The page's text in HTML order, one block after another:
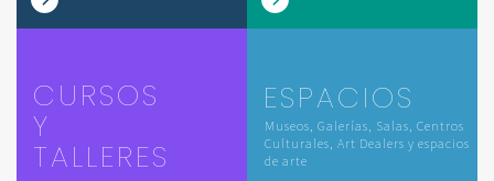
CURSOS
Y
TALLERES
ESPACIOS
Museos, Galerías, Salas, Centros
Culturales, Art Dealers y espacios
de arte